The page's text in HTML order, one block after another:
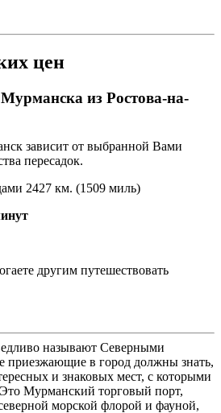
цен
из Ростова-на-
зависит от выбранной Вами
пересадок.
2427 км. (1509 миль)
другим путешествовать
называют Северными
приезжающие в город должны знать,
и знаковых мест, с которыми
Это Мурманский торговый порт,
морской флорой и фауной,